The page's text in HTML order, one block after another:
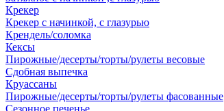
Крекер
Крекер с начинкой, с глазурью
Крендель/соломка
Кексы
Пирожные/десерты/торты/рулеты весовые
Сдобная выпечка
Круассаны
Пирожные/десерты/торты/рулеты фасованные
Сезонное печенье